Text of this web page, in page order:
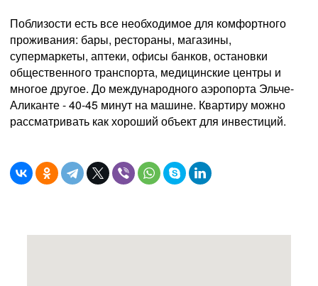
Поблизости есть все необходимое для комфортного
проживания: бары, рестораны, магазины,
супермаркеты, аптеки, офисы банков, остановки
общественного транспорта, медицинские центры и
многое другое. До международного аэропорта Эльче-
Аликанте - 40-45 минут на машине. Квартиру можно
рассматривать как хороший объект для инвестиций.